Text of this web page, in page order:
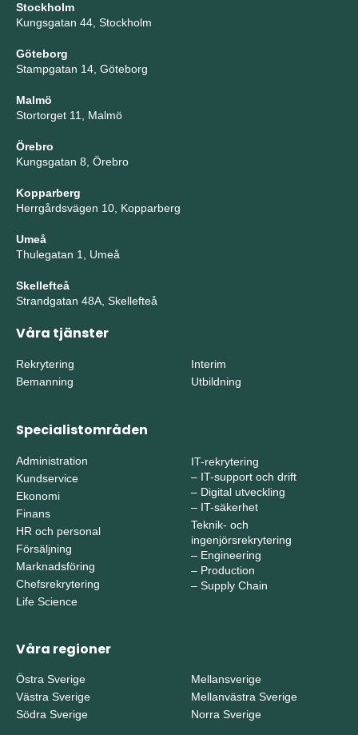
Stockholm
Kungsgatan 44, Stockholm
Göteborg
Stampgatan 14, Göteborg
Malmö
Stortorget 11, Malmö
Örebro
Kungsgatan 8, Örebro
Kopparberg
Herrgårdsvägen 10, Kopparberg
Umeå
Thulegatan 1, Umeå
Skellefteå
Strandgatan 48A, Skellefteå
Våra tjänster
Rekrytering
Bemanning
Interim
Utbildning
Specialistområden
Administration
Kundservice
Ekonomi
Finans
HR och personal
Försäljning
Marknadsföring
Chefsrekrytering
Life Science
IT-rekrytering
– IT-support och drift
– Digital utveckling
– IT-säkerhet
Teknik- och
ingenjörsrekrytering
– Engineering
– Production
– Supply Chain
Våra regioner
Östra Sverige
Västra Sverige
Södra Sverige
Mellansverige
Mellanvästra Sverige
Norra Sverige